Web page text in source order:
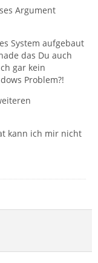
Argument
System aufgebaut
das Du auch
gar kein
Problem?!
kann ich mir nicht